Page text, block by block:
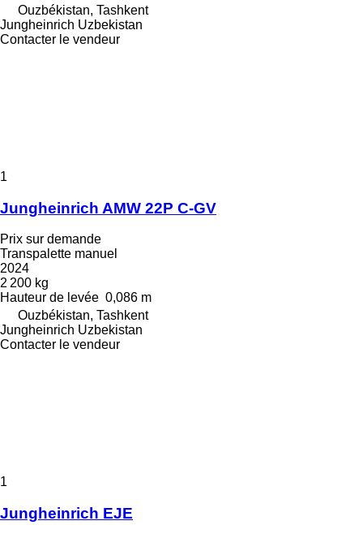
Ouzbékistan, Tashkent
Jungheinrich Uzbekistan
Contacter le vendeur
1
Jungheinrich AMW 22P C-GV
Prix sur demande
Transpalette manuel
2024
2 200 kg
Hauteur de levée 0,086 m
Ouzbékistan, Tashkent
Jungheinrich Uzbekistan
Contacter le vendeur
1
Jungheinrich EJE